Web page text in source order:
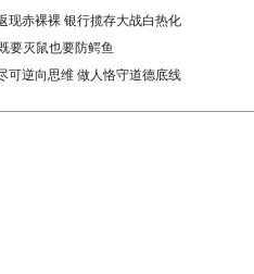
现赤裸裸 银行揽存大战白热化
要灭鼠也要防鳄鱼
可逆向思维 做人恪守道德底线